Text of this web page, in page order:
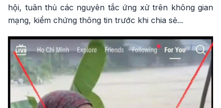
hội, tuân thủ các nguyên tắc ứng xử trên không gian
mạng, kiểm chứng thông tin trước khi chia sẻ...